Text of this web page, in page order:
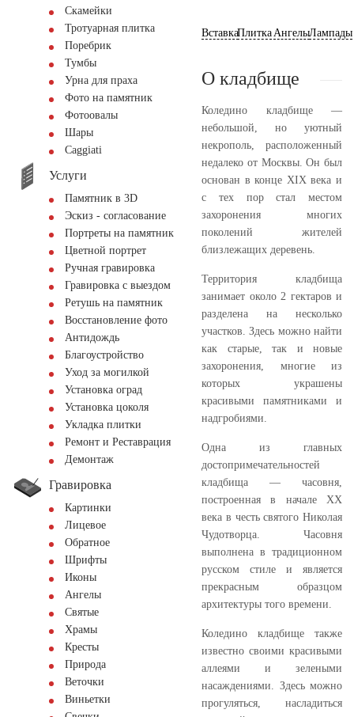
Скамейки
Тротуарная плитка
Поребрик
Тумбы
Урна для праха
Фото на памятник
Фотоовалы
Шары
Сaggiati
Услуги
Памятник в 3D
Эскиз - согласование
Портреты на памятник
Цветной портрет
Ручная гравировка
Гравировка с выездом
Ретушь на памятник
Восстановление фото
Антидождь
Благоустройство
Уход за могилкой
Установка оград
Установка цоколя
Укладка плитки
Ремонт и Реставрация
Демонтаж
Гравировка
Картинки
Лицевое
Обратное
Шрифты
Иконы
Ангелы
Святые
Храмы
Кресты
Природа
Веточки
Виньетки
ВставкаПлитка АнгелыЛампады
О кладбище
Коледино кладбище —
небольшой, но уютный
некрополь, расположенный
недалеко от Москвы. Он был
основан в конце XIX века и
с тех пор стал местом
захоронения многих
поколений жителей
близлежащих деревень.
Территория кладбища
занимает около 2 гектаров и
разделена на несколько
участков. Здесь можно найти
как старые, так и новые
захоронения, многие из
которых украшены
красивыми памятниками и
надгробиями.
Одна из главных
достопримечательностей
кладбища — часовня,
построенная в начале XX
века в честь святого Николая
Чудотворца. Часовня
выполнена в традиционном
русском стиле и является
прекрасным образцом
архитектуры того времени.
Коледино кладбище также
известно своими красивыми
аллеями и зелеными
насаждениями. Здесь можно
прогуляться, насладиться